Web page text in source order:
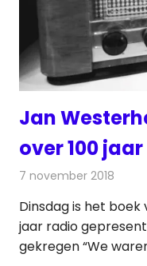
Jan
over 100
7 november 2018
Dinsdag is het
jaar radio
gekregen “We